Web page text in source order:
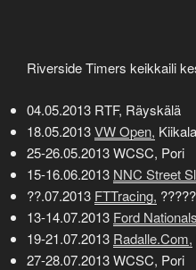
Riverside Timers keikkaili
04.05.2013 RTF, Räyskälä
18.05.2013VW Open, Kiikala
25-26.05.2013 WCSC, Pori
15-16.06.2013 NNC Street
??.07.2013 FTTracing,
13-14.07.2013 Ford
19-21.07.2013 Radalle.Com,
27-28.07.2013 WCSC, Pori